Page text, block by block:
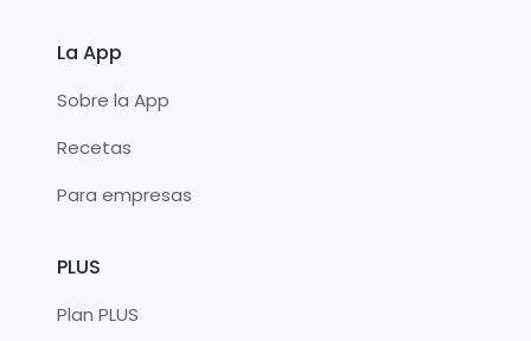
La App
Sobre la App
Recetas
Para empresas
PLUS
Plan PLUS